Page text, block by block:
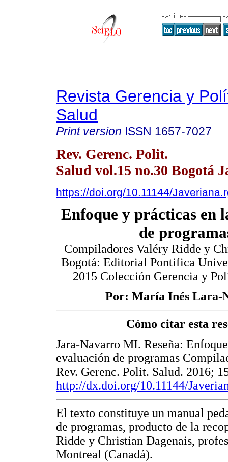
Revista Gerencia y
Salud
Print version ISSN 1657-7027
Rev. Gerenc. Polit.
Salud vol.15 no.30 Bogotá
https://doi.org/10.11144/
Enfoque y prácticas en
de
Compiladores Valéry Ridde y
Bogotá: Editorial Pontifica
2015 Colección Gerencia y
Por: María Inés Lara-
Cómo citar esta
Jara-Navarro MI. Reseña:
evaluación de programas
Rev. Gerenc. Polit. Salud. 2016;
http://dx.doi.org/10.11144/
El texto constituye un manual
de programas, producto de la
Ridde y Christian Dagenais,
Montreal (Canadá).